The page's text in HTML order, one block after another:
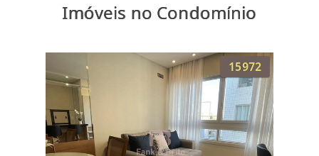
Imóveis no Condomínio
15972